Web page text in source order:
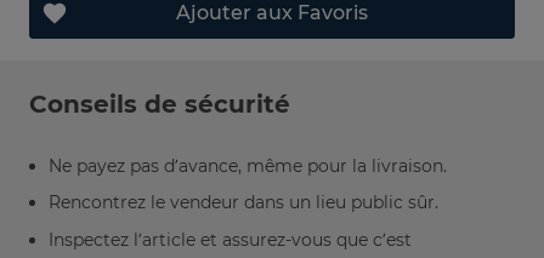
Ajouter aux Favoris
Conseils de sécurité
Ne payez pas d’avance, même pour la livraison.
Rencontrez le vendeur dans un lieu public sûr.
Inspectez l’article et assurez-vous que c’est